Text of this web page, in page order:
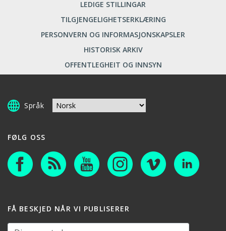
LEDIGE STILLINGAR
TILGJENGELIGHETSERKLÆRING
PERSONVERN OG INFORMASJONSKAPSLER
HISTORISK ARKIV
OFFENTLEGHEIT OG INNSYN
Språk
FØLG OSS
FÅ BESKJED NÅR VI PUBLISERER
Din e-postadresse: